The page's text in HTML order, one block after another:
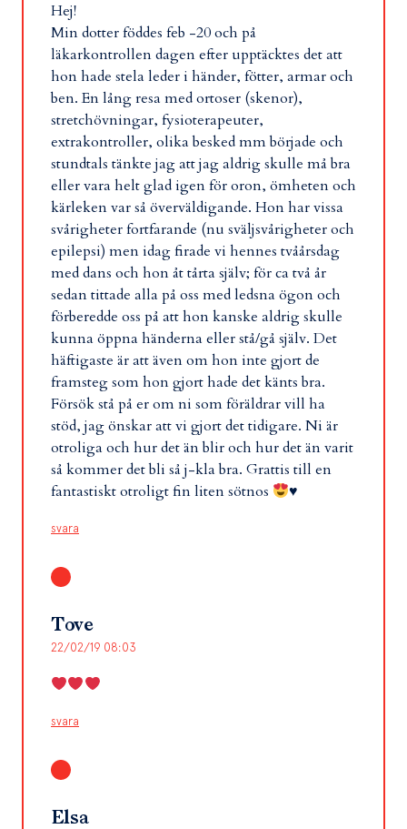
Hej!
Min dotter föddes feb -20 och på
läkarkontrollen dagen efter upptäcktes det att
hon hade stela leder i händer, fötter, armar och
ben. En lång resa med ortoser (skenor),
stretchövningar, fysioterapeuter,
extrakontroller, olika besked mm började och
stundtals tänkte jag att jag aldrig skulle må bra
eller vara helt glad igen för oron, ömheten och
kärleken var så överväldigande. Hon har vissa
svårigheter fortfarande (nu sväljsvårigheter och
epilepsi) men idag firade vi hennes tvåårsdag
med dans och hon åt tårta själv; för ca två år
sedan tittade alla på oss med ledsna ögon och
förberedde oss på att hon kanske aldrig skulle
kunna öppna händerna eller stå/gå själv. Det
häftigaste är att även om hon inte gjort de
framsteg som hon gjort hade det känts bra.
Försök stå på er om ni som föräldrar vill ha
stöd, jag önskar att vi gjort det tidigare. Ni är
otroliga och hur det än blir och hur det än varit
så kommer det bli så j-kla bra. Grattis till en
fantastiskt otroligt fin liten sötnos
♥️
svara
Tove
22/02/19 08:03
svara
Elsa